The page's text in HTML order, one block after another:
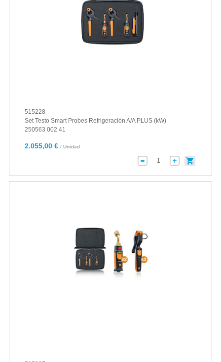
515228
Set Testo Smart Probes Refrigeración A/A PLUS (kW)
250563 002 41
2.055,00 € / Unidad